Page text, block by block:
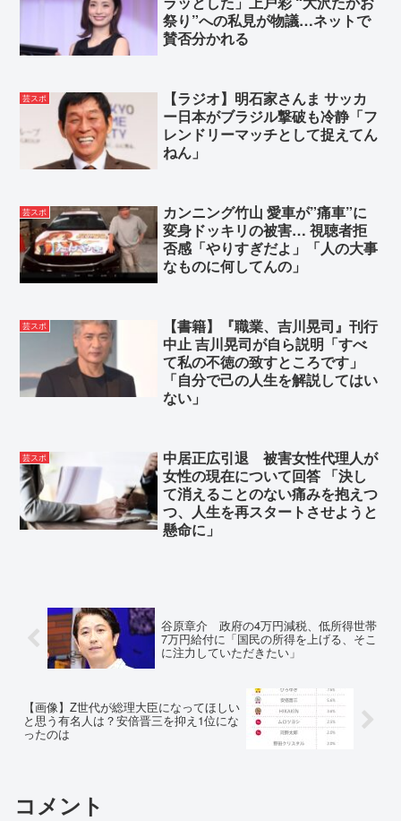
祭り”への私見が物議…ネットで
賛否分かれる
芸スポ
【ラジオ】明石家さんま サッカ
ー日本がブラジル撃破も冷静「フ
レンドリーマッチとして捉えてん
ねん」
芸スポ
カンニング竹山 愛車が”痛車”に
変身ドッキリの被害… 視聴者拒
否感「やりすぎだよ」「人の大事
なものに何してんの」
芸スポ
【書籍】『職業、吉川晃司』刊行
中止 吉川晃司が自ら説明「すべ
て私の不徳の致すところです」
「自分で己の人生を解説してはい
ない」
芸スポ
中居正広引退 被害女性代理人が
女性の現在について回答 「決し
て消えることのない痛みを抱えつ
つ、人生を再スタートさせようと
懸命に」
谷原章介 政府の4万円減税、低所得世帯
7万円給付に「国民の所得を上げる、そこ
に注力していただきたい」
【画像】Z世代が総理大臣になってほしい
と思う有名人は？安倍晋三を抑え1位にな
ったのは
コメント